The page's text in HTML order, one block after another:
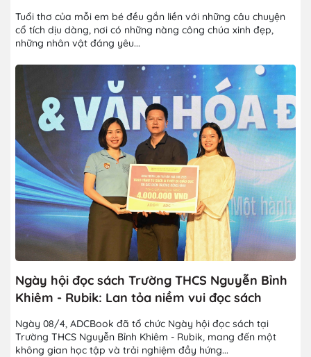
Tuổi thơ của mỗi em bé đều gắn liền với những câu chuyện
cổ tích dịu dàng, nơi có những nàng công chúa xinh đẹp,
những nhân vật đáng yêu...
Ngày hội đọc sách Trường THCS Nguyễn Bỉnh
Khiêm - Rubik: Lan tỏa niềm vui đọc sách
Ngày 08/4, ADCBook đã tổ chức Ngày hội đọc sách tại
Trường THCS Nguyễn Bỉnh Khiêm - Rubik, mang đến một
không gian học tập và trải nghiệm đầy hứng...